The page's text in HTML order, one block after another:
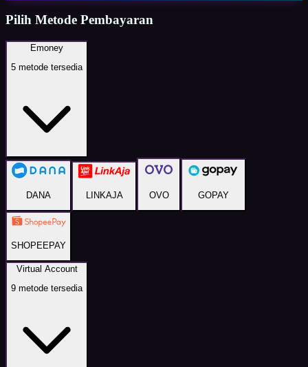
Pilih Metode Pembayaran
Emoney
5 metode tersedia
DANA LINKAJA OVO GOPAY
SHOPEEPAY
Virtual Account
9 metode tersedia